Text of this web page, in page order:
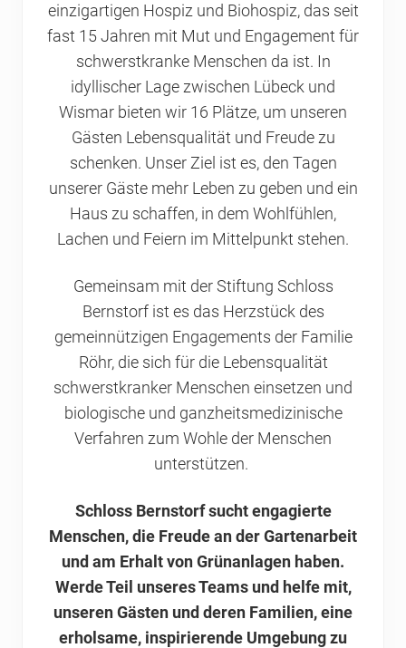
einzigartigen Hospiz und Biohospiz, das seit
fast 15 Jahren mit Mut und Engagement für
schwerstkranke Menschen da ist. In
idyllischer Lage zwischen Lübeck und
Wismar bieten wir 16 Plätze, um unseren
Gästen Lebensqualität und Freude zu
schenken. Unser Ziel ist es, den Tagen
unserer Gäste mehr Leben zu geben und ein
Haus zu schaffen, in dem Wohlfühlen,
Lachen und Feiern im Mittelpunkt stehen.
Gemeinsam mit der Stiftung Schloss
Bernstorf ist es das Herzstück des
gemeinnützigen Engagements der Familie
Röhr, die sich für die Lebensqualität
schwerstkranker Menschen einsetzen und
biologische und ganzheitsmedizinische
Verfahren zum Wohle der Menschen
unterstützen.
Schloss Bernstorf sucht engagierte
Menschen, die Freude an der Gartenarbeit
und am Erhalt von Grünanlagen haben.
Werde Teil unseres Teams und helfe mit,
unseren Gästen und deren Familien, eine
erholsame, inspirierende Umgebung zu